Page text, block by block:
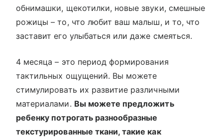
обнимашки, щекотилки, новые звуки, смешные
рожицы – то, что любит ваш малыш, и то, что
заставит его улыбаться или даже смеяться.
4 месяца – это период формирования
тактильных ощущений. Вы можете
стимулировать их развитие различными
материалами. Вы можете предложить
ребенку потрогать разнообразные
текстурированные ткани, такие как